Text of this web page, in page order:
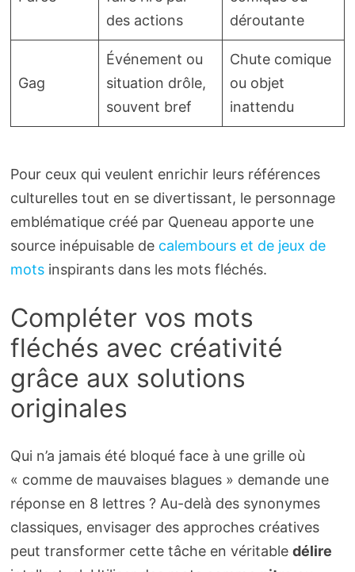
des actions
déroutante
Gag
Événement ou
situation drôle,
souvent bref
Chute comique
ou objet
inattendu
Pour ceux qui veulent enrichir leurs références
culturelles tout en se divertissant, le personnage
emblématique créé par Queneau apporte une
source inépuisable de calembours et de jeux de
motsinspirants dans les mots fléchés.
Compléter vos mots
fléchés avec créativité
grâce aux solutions
originales
Qui n’a jamais été bloqué face à une grille où
« comme de mauvaises blagues » demande une
réponse en 8 lettres ? Au-delà des synonymes
classiques, envisager des approches créatives
peut transformer cette tâche en véritable délire